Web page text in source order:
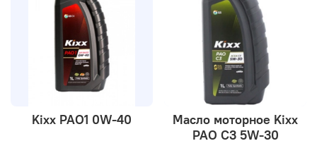
Kixx PAO1 0W-40
Масло моторное Kixx
PAO C3 5W-30